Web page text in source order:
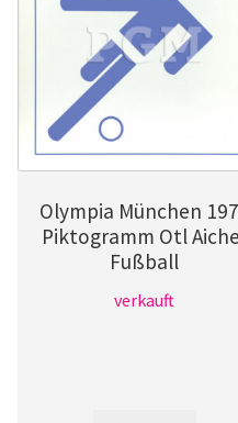
Olympia München
Piktogramm Otl
Fußball
verkauft